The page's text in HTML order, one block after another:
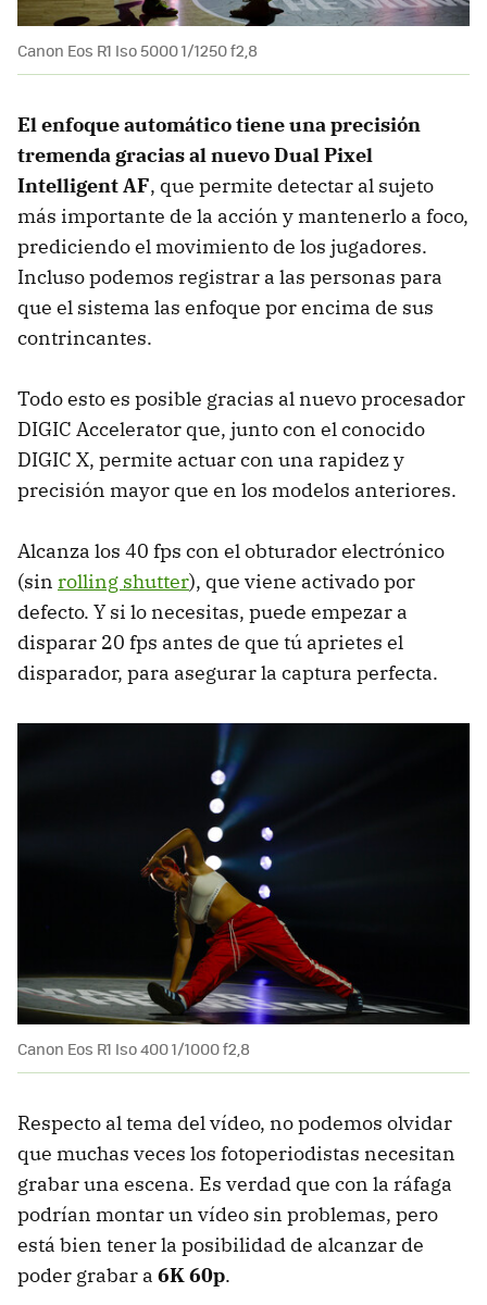
Canon Eos R1 Iso 5000 1/1250 f2,8
El enfoque automático tiene una precisión
tremenda gracias al nuevo Dual Pixel
Intelligent AF, que permite detectar al sujeto
más importante de la acción y mantenerlo a foco,
prediciendo el movimiento de los jugadores.
Incluso podemos registrar a las personas para
que el sistema las enfoque por encima de sus
contrincantes.
Todo esto es posible gracias al nuevo procesador
DIGIC Accelerator que, junto con el conocido
DIGIC X, permite actuar con una rapidez y
precisión mayor que en los modelos anteriores.
Alcanza los 40 fps con el obturador electrónico
(sin rolling shutter), que viene activado por
defecto. Y si lo necesitas, puede empezar a
disparar 20 fps antes de que tú aprietes el
disparador, para asegurar la captura perfecta.
Canon Eos R1 Iso 400 1/1000 f2,8
Respecto al tema del vídeo, no podemos olvidar
que muchas veces los fotoperiodistas necesitan
grabar una escena. Es verdad que con la ráfaga
podrían montar un vídeo sin problemas, pero
está bien tener la posibilidad de alcanzar de
poder grabar a 6K 60p.